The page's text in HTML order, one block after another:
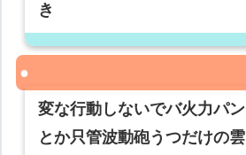
き
変な行動しないでバ火力パ
とか只管波動砲うつだけの